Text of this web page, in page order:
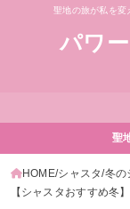
聖地の旅が私を変
パワ
聖
HOME シャスタ 冬の
【シャスタおすすめ冬